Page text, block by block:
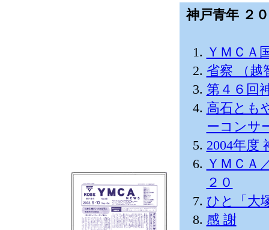
神戸青年 ２
ＹＭＣＡ
省察 （越
第４６回
高石とも
ーコンサ
2004年
ＹＭＣＡ
２０
ひと「大
感 謝